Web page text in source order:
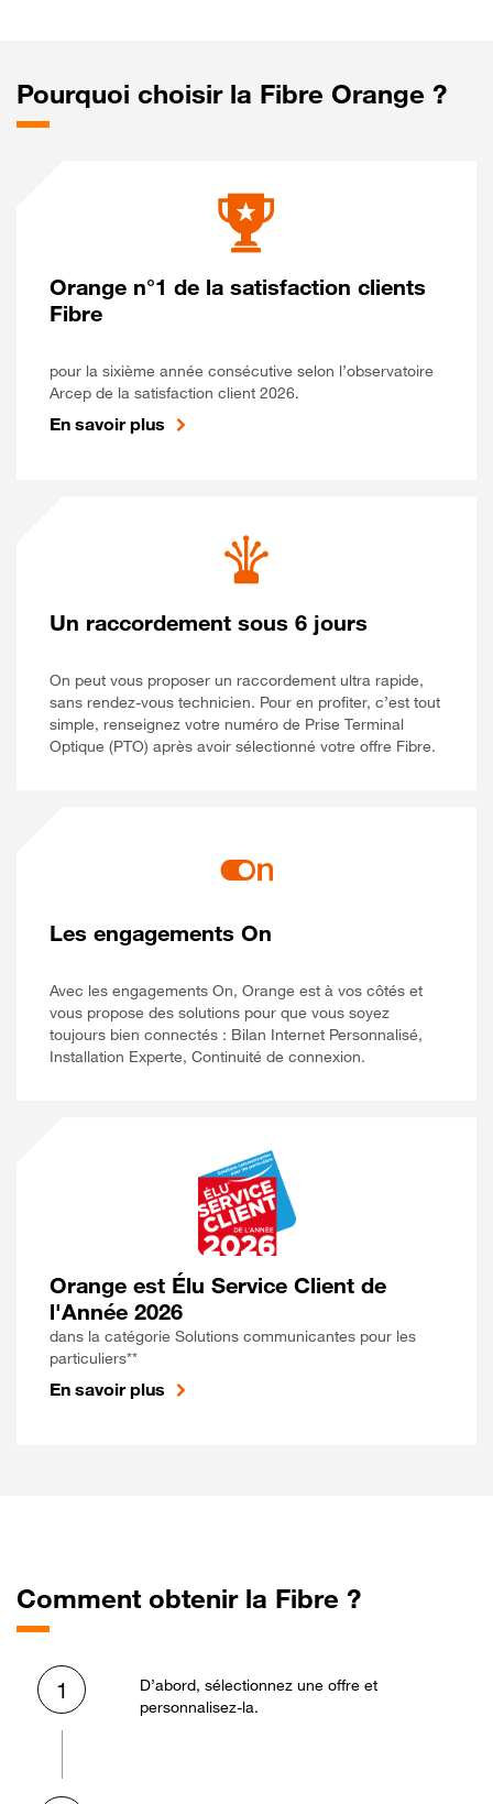
Pourquoi choisir la Fibre Orange ?
Orange n°1 de la satisfaction clients
Fibre
pour la sixième année consécutive selon l’observatoire
Arcep de la satisfaction client 2026.
En savoir plus
Un raccordement sous 6 jours
On peut vous proposer un raccordement ultra rapide,
sans rendez-vous technicien. Pour en profiter, c’est tout
simple, renseignez votre numéro de Prise Terminal
Optique (PTO) après avoir sélectionné votre offre Fibre.
Les engagements On
Avec les engagements On, Orange est à vos côtés et
vous propose des solutions pour que vous soyez
toujours bien connectés : Bilan Internet Personnalisé,
Installation Experte, Continuité de connexion.
Orange est Élu Service Client de
l'Année 2026
dans la catégorie Solutions communicantes pour les
particuliers**
En savoir plus
Comment obtenir la Fibre ?
1
D’abord, sélectionnez une offre et
personnalisez-la.